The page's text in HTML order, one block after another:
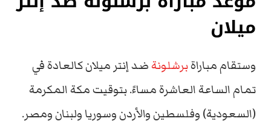
ميلان
وستقام مباراةبرشلونةضد إنتر ميلان كالعادة في
تمام الساعة العاشرة مساءً. بتوقيت مكة المكرمة
(السعودية) وفلسطين والأردن وسوريا ولبنان ومصر.